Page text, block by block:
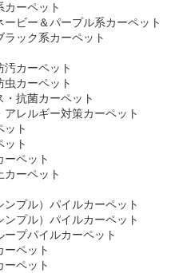
カーペット
ービー＆パープル系カーペット
ラック系カーペット
汚カーペット
虫カーペット
・抗菌カーペット
アレルギー対策カーペット
ット
ット
ーペット
カーペット
ンプル）パイルカーペット
ンプル）パイルカーペット
ープパイルカーペット
ーペット
ーペット